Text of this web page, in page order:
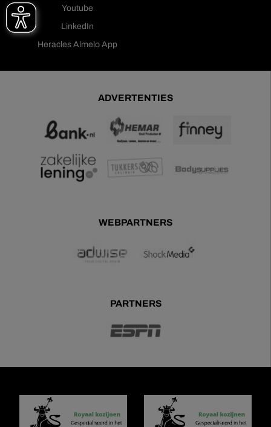
Youtube
LinkedIn
Heracles Almelo App
ADVERTENTIES
WEBPARTNERS
PARTNERS